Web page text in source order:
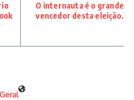
O internauta é o grande
vencedor desta eleição.